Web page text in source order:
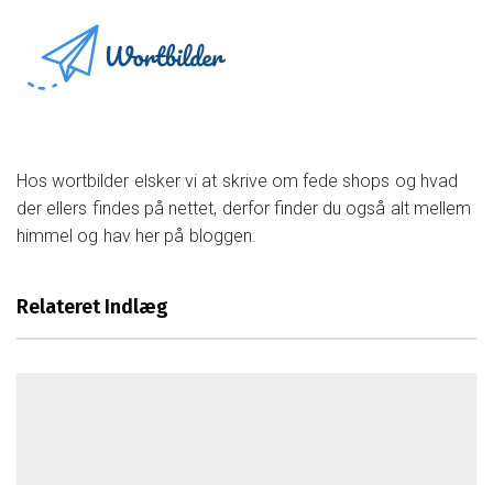
Find de perfekte selskabslokaler i
Jylland
Hos wortbilder elsker vi at skrive om fede shops og hvad
der ellers findes på nettet, derfor finder du også alt mellem
himmel og hav her på bloggen.
Relateret Indlæg